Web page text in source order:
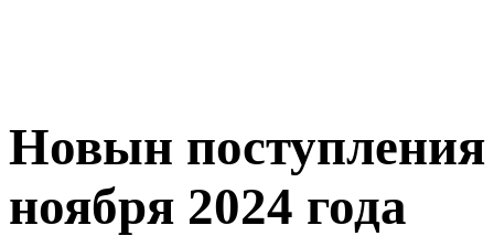
Новын
ноября 2024 года